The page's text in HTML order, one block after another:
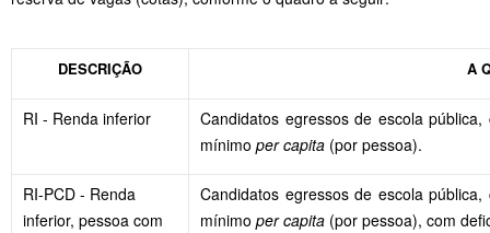
DESCRIÇÃO A
RI - Renda inferior
Candidatos egressos de escola
mínimo per capita (por pessoa).
RI-PCD - Renda
inferior, pessoa com
Candidatos egressos de escola
mínimo per capita (por pessoa), com